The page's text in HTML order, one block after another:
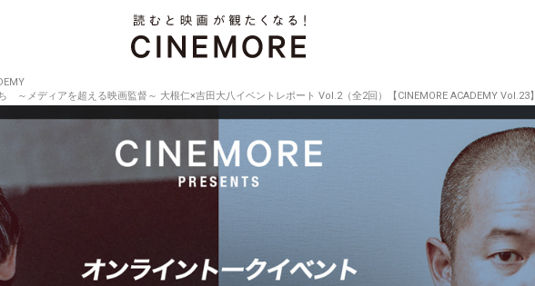
～メディアを超える映画監督～ 大根仁×吉田大八イベントレポート Vol.2（全2回）【CINEMORE ACADEMY Vol.23】